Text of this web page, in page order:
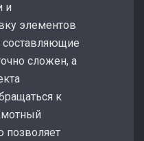
и
элементов
составляющие
сложен, а
к
позволяет